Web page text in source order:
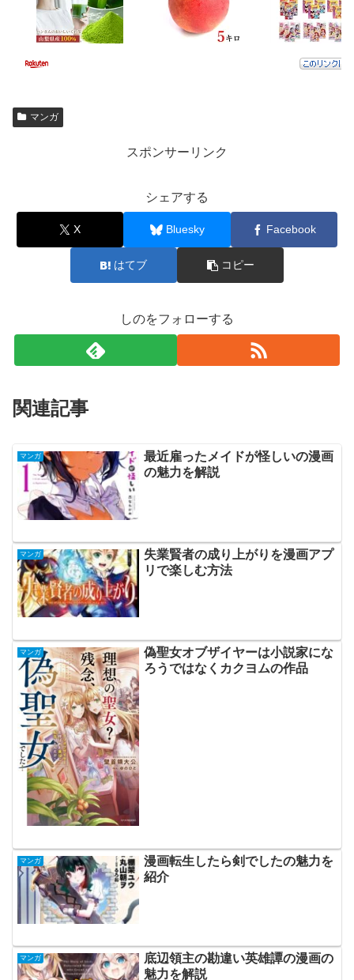
マンガ
スポンサーリンク
シェアする
X Bluesky Facebook
はてブ コピー
しのをフォローする
関連記事
マンガ
最近雇ったメイドが怪しいの漫画
の魅力を解説
マンガ
失業賢者の成り上がりを漫画アプ
リで楽しむ方法
マンガ
偽聖女オブザイヤーは小説家にな
ろうではなくカクヨムの作品
マンガ
漫画転生したら剣でしたの魅力を
紹介
マンガ
底辺領主の勘違い英雄譚の漫画の
魅力を解説